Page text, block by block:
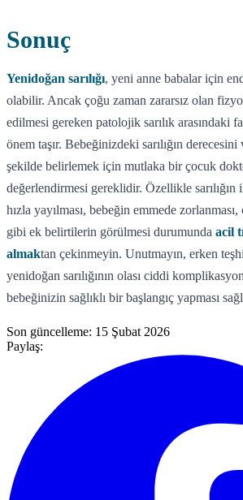
Sonuç
Yenidoğan sarılığı, yeni anne babalar için
olabilir. Ancak çoğu zaman zararsız olan
edilmesi gereken patolojik sarılık arasındaki
önem taşır. Bebeğinizdeki sarılığın
şekilde belirlemek için mutlaka bir çocuk
değerlendirmesi gereklidir. Özellikle sarılığın
hızla yayılması, bebeğin emmede
gibi ek belirtilerin görülmesi durumunda acil
almaktan çekinmeyin. Unutmayın, erken
yenidoğan sarılığının olası ciddi
bebeğinizin sağlıklı bir başlangıç yapması
Son güncelleme: 15 Şubat 2026
Paylaş: